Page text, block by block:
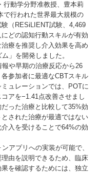
行動学分野准教授、豊本莉
で行われた世界最大規模の
（RESiLIENT試験、4,469
どの認知行動スキルが有効
療を推奨し介入効果を高め
」を開発しました。
や早期の治療反応から26
参加者に最適なCBTスキル
ュレーションでは、POTに
アを−1.41点改善させまし
った治療と比較して35%効
された治療が最適ではない
入を受けることで64%の効
アプリへの実装が可能で、
由を説明できるため、臨床
を確認するためには、独立